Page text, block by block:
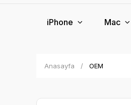
iPhone Mac
Anasayfa OEM